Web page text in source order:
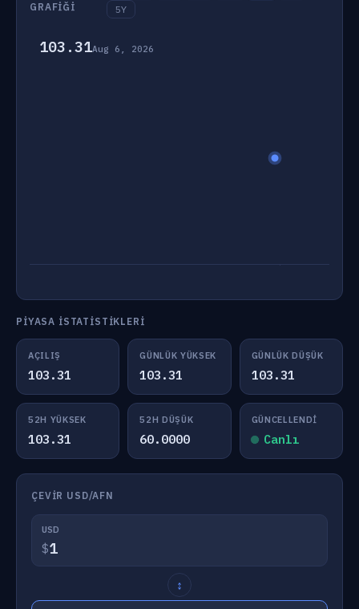
GRAFIĞI
5Y
103.31Aug 6, 2026
PIYASA İSTATISTIKLERI
AÇILIŞ
103.31
GÜNLÜK YÜKSEK
103.31
GÜNLÜK DÜŞÜK
103.31
52H YÜKSEK
103.31
52H DÜŞÜK
60.0000
GÜNCELLENDI
Canlı
ÇEVIR USD/AFN
USD
$
↕